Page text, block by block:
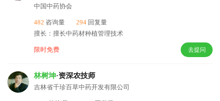
中国中药协会
482 咨询量 294 回复量
擅长：擅长中药材种植管理技术
限时免费 去提问
林树坤·资深农技师
吉林省千珍百草中药开发有限公司